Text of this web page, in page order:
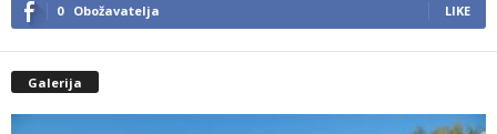
0 Obožavatelja LIKE
Galerija